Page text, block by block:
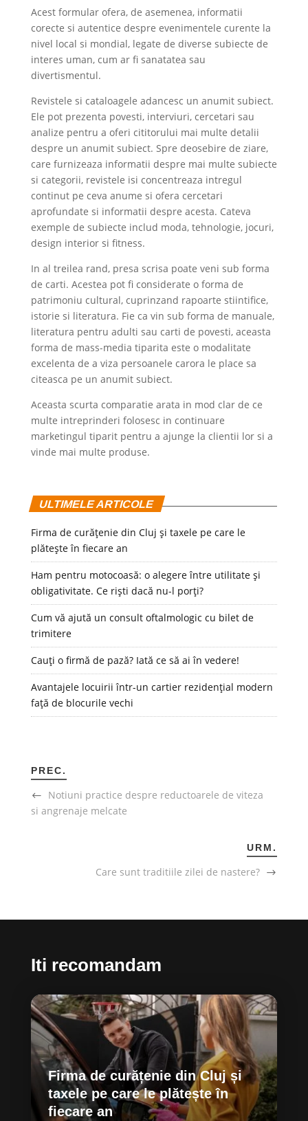
Acest formular ofera, de asemenea, informatii
corecte si autentice despre evenimentele curente la
nivel local si mondial, legate de diverse subiecte de
interes uman, cum ar fi sanatatea sau
divertismentul.
Revistele si cataloagele adancesc un anumit subiect.
Ele pot prezenta povesti, interviuri, cercetari sau
analize pentru a oferi cititorului mai multe detalii
despre un anumit subiect. Spre deosebire de ziare,
care furnizeaza informatii despre mai multe subiecte
si categorii, revistele isi concentreaza intregul
continut pe ceva anume si ofera cercetari
aprofundate si informatii despre acesta. Cateva
exemple de subiecte includ moda, tehnologie, jocuri,
design interior si fitness.
In al treilea rand, presa scrisa poate veni sub forma
de carti. Acestea pot fi considerate o forma de
patrimoniu cultural, cuprinzand rapoarte stiintifice,
istorie si literatura. Fie ca vin sub forma de manuale,
literatura pentru adulti sau carti de povesti, aceasta
forma de mass-media tiparita este o modalitate
excelenta de a viza persoanele carora le place sa
citeasca pe un anumit subiect.
Aceasta scurta comparatie arata in mod clar de ce
multe intreprinderi folosesc in continuare
marketingul tiparit pentru a ajunge la clientii lor si a
vinde mai multe produse.
ULTIMELE ARTICOLE
Firma de curățenie din Cluj și taxele pe care le
plătește în fiecare an
Ham pentru motocoasă: o alegere între utilitate și
obligativitate. Ce riști dacă nu-l porți?
Cum vă ajută un consult oftalmologic cu bilet de
trimitere
Cauți o firmă de pază? Iată ce să ai în vedere!
Avantajele locuirii într-un cartier rezidențial modern
față de blocurile vechi
PREC.
Notiuni practice despre reductoarele de viteza
si angrenaje melcate
URM.
Care sunt traditiile zilei de nastere?
Iti recomandam
Firma de curățenie din Cluj și
taxele pe care le plătește în
fiecare an